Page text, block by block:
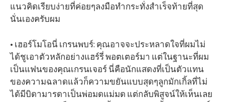
แนวคิดเรียบง่ายที่ค่อยๆลงมือทำกระทั่งสำเร็จท้ายที่สุด
นั่นเองครับผม
• เฮอร์โมโอนี่ เกรนพบร์: คุณอาจจะประหลาดใจที่ผมไม่
ได้ชูเอาตัวหลักอย่างแฮร์รี่ พอตเตอร์มา แต่ในฐานะที่ผม
เป็นแฟนของคุณเกรนเจอร์ นี่คือนักแสดงที่เป็นตัวแทน
ของความฉลาดแล้วก็ความขยันแบบสุดๆลูกมักเกิ้ลที่ไม่
ได้มีบิดามารดาเป็นพ่อมดแม่มด แต่กลับพิสูจน์ให้เห็นเลย